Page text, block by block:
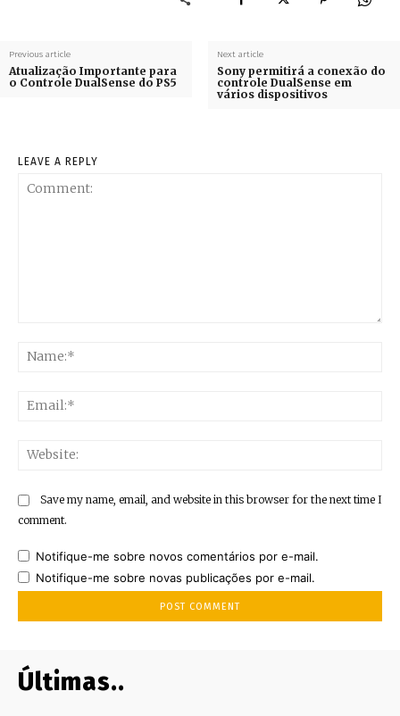
Previous article
Atualização Importante para
o Controle DualSense do PS5
Next article
Sony permitirá a conexão do
controle DualSense em
vários dispositivos
LEAVE A REPLY
Save my name, email, and website in this browser for the next time I
comment.
Notifique-me sobre novos comentários por e-mail.
Notifique-me sobre novas publicações por e-mail.
Últimas..